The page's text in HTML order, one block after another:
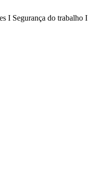
I Segurança do trabalho I